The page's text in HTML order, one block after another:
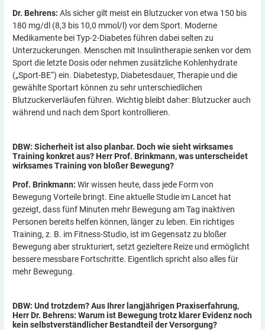
Dr. Behrens: Als sicher gilt meist ein Blutzucker von etwa 150 bis
180 mg/dl (8,3 bis 10,0 mmol/l) vor dem Sport. Moderne
Medikamente bei Typ-2-Diabetes führen dabei selten zu
Unterzuckerungen. Menschen mit Insulintherapie senken vor dem
Sport die letzte Dosis oder nehmen zusätzliche Kohlenhydrate
(„Sport-BE“) ein. Diabetestyp, Diabetesdauer, Therapie und die
gewählte Sportart können zu sehr unterschiedlichen
Blutzuckerverläufen führen. Wichtig bleibt daher: Blutzucker auch
während und nach dem Sport kontrollieren.
DBW: Sicherheit ist also planbar. Doch wie sieht wirksames
Training konkret aus? Herr Prof. Brinkmann, was unterscheidet
wirksames Training von bloßer Bewegung?
Prof. Brinkmann: Wir wissen heute, dass jede Form von
Bewegung Vorteile bringt. Eine aktuelle Studie im Lancet hat
gezeigt, dass fünf Minuten mehr Bewegung am Tag inaktiven
Personen bereits helfen können, länger zu leben. Ein richtiges
Training, z. B. im Fitness-Studio, ist im Gegensatz zu bloßer
Bewegung aber strukturiert, setzt gezieltere Reize und ermöglicht
bessere messbare Fortschritte. Eigentlich spricht also alles für
mehr Bewegung.
DBW: Und trotzdem? Aus Ihrer langjährigen Praxiserfahrung,
Herr Dr. Behrens: Warum ist Bewegung trotz klarer Evidenz noch
kein selbstverständlicher Bestandteil derVersorgung?